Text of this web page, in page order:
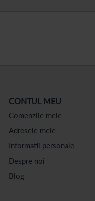
CONTUL MEU
Comenzile mele
Adresele mele
Informatii personale
Despre noi
Blog